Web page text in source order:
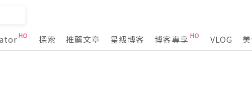
探索 推薦文章 星級博客 博客專享 VLOG